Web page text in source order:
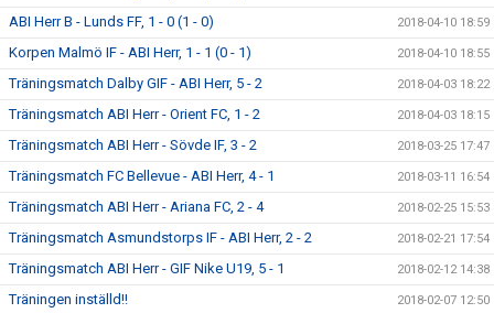
ABI Herr B - Lunds FF, 1 - 0 (1 - 0) 2018-04-10 18:59
Korpen Malmö IF - ABI Herr, 1 - 1 (0 - 1) 2018-04-10 18:55
Träningsmatch Dalby GIF - ABI Herr, 5 - 2 2018-04-03 18:22
Träningsmatch ABI Herr - Orient FC, 1 - 2 2018-04-03 18:15
Träningsmatch ABI Herr - Sövde IF, 3 - 2 2018-03-25 17:47
Träningsmatch FC Bellevue - ABI Herr, 4 - 1 2018-03-11 16:54
Träningsmatch ABI Herr - Ariana FC, 2 - 4 2018-02-25 15:53
Träningsmatch Asmundstorps IF - ABI Herr, 2 - 2 2018-02-21 17:54
Träningsmatch ABI Herr - GIF Nike U19, 5 - 1 2018-02-12 14:38
Träningen inställd!! 2018-02-07 12:50